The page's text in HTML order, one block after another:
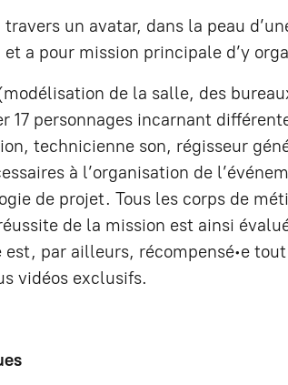
travers un avatar, dans la peau
a pour mission principale d’y
de la salle, des
17 personnages incarnant
technicienne son, régisseur
à l’organisation de
de projet. Tous les corps de
de la mission est ainsi
est, par ailleurs, récompensé∙e
vidéos exclusifs.